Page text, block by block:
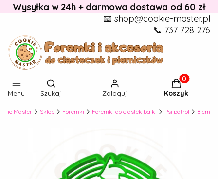
Wysyłka w 24h + darmowa dostawa od 60 zł
📧 shop@cookie-master.pl
📞 737 728 276
Menu
Otwórz wyszukiwarkę
Szukaj Zaloguj
Produkty w
Koszyk
Master Sklep Foremki Foremki do ciastek bajki Psi patrol 8 cm